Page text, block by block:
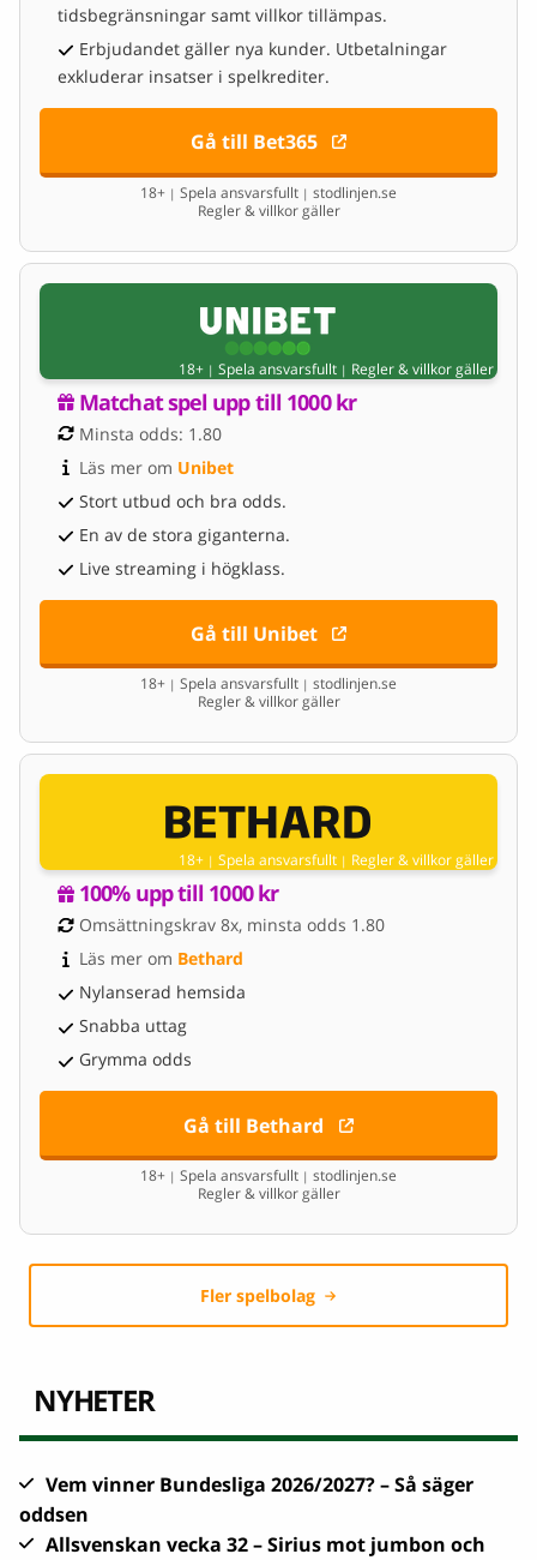
tidsbegränsningar samt villkor tillämpas.
Erbjudandet gäller nya kunder. Utbetalningar
exkluderar insatser i spelkrediter.
Gå till Bet365
18+ | Spela ansvarsfullt | stodlinjen.se
Regler & villkor gäller
18+ | Spela ansvarsfullt | Regler & villkor gäller
Matchat spel upp till 1000 kr
Minsta odds: 1.80
Läs mer om Unibet
Stort utbud och bra odds.
En av de stora giganterna.
Live streaming i högklass.
Gå till Unibet
18+ | Spela ansvarsfullt | stodlinjen.se
Regler & villkor gäller
18+ | Spela ansvarsfullt | Regler & villkor gäller
100% upp till 1000 kr
Omsättningskrav 8x, minsta odds 1.80
Läs mer om Bethard
Nylanserad hemsida
Snabba uttag
Grymma odds
Gå till Bethard
18+ | Spela ansvarsfullt | stodlinjen.se
Regler & villkor gäller
Fler spelbolag
NYHETER
Vem vinner Bundesliga 2026/2027? – Så säger
oddsen
Allsvenskan vecka 32 – Sirius mot jumbon och